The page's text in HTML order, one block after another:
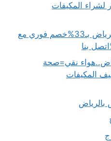
لشراء المكيفات
نجار بالرياض|نجار خشب الرياض بـ33%خصم فوري مع
نقي=صحة
المكيفات
بالرياض